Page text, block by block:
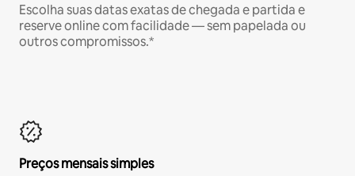
Escolha suas datas exatas de chegada e partida e
reserve online com facilidade — sem papelada ou
outros compromissos.*
Preços mensais simples